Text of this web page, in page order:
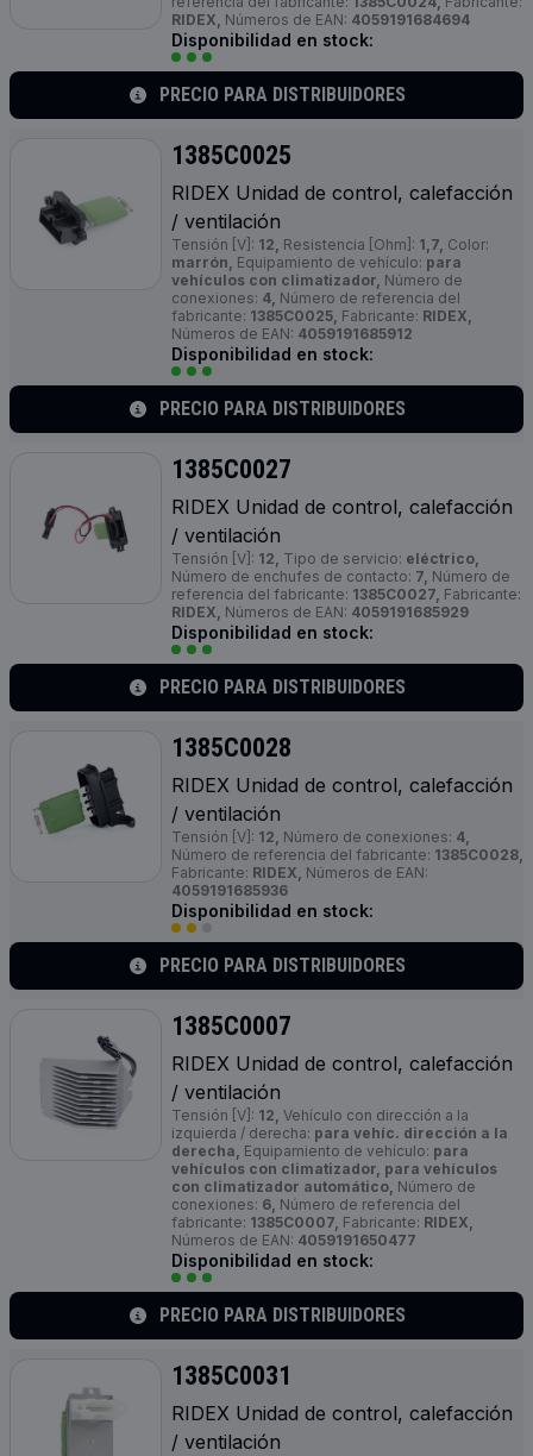
RIDEX, Números de EAN: 4059191684694
Disponibilidad en stock:
PRECIO PARA DISTRIBUIDORES
1385C0025
RIDEX Unidad de control, calefacción
/ ventilación
Tensión [V]: 12, Resistencia [Ohm]: 1,7, Color:
marrón, Equipamiento de vehículo: para
vehículos con climatizador, Número de
conexiones: 4, Número de referencia del
fabricante: 1385C0025, Fabricante: RIDEX,
Números de EAN: 4059191685912
Disponibilidad en stock:
PRECIO PARA DISTRIBUIDORES
1385C0027
RIDEX Unidad de control, calefacción
/ ventilación
Tensión [V]: 12, Tipo de servicio: eléctrico,
Número de enchufes de contacto: 7, Número de
referencia del fabricante: 1385C0027, Fabricante:
RIDEX, Números de EAN: 4059191685929
Disponibilidad en stock:
PRECIO PARA DISTRIBUIDORES
1385C0028
RIDEX Unidad de control, calefacción
/ ventilación
Tensión [V]: 12, Número de conexiones: 4,
Número de referencia del fabricante: 1385C0028,
Fabricante: RIDEX, Números de EAN:
4059191685936
Disponibilidad en stock:
PRECIO PARA DISTRIBUIDORES
1385C0007
RIDEX Unidad de control, calefacción
/ ventilación
Tensión [V]: 12, Vehículo con dirección a la
izquierda / derecha: para vehíc. dirección a la
derecha, Equipamiento de vehículo: para
vehículos con climatizador, para vehículos
con climatizador automático, Número de
conexiones: 6, Número de referencia del
fabricante: 1385C0007, Fabricante: RIDEX,
Números de EAN: 4059191650477
Disponibilidad en stock:
PRECIO PARA DISTRIBUIDORES
1385C0031
RIDEX Unidad de control, calefacción
/ ventilación